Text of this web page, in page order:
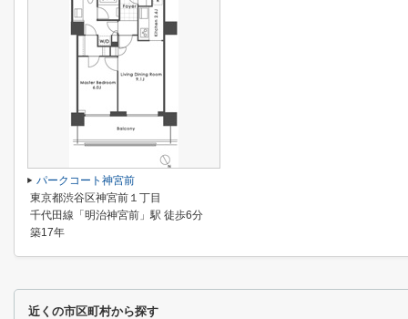
パークコート神宮前
東京都渋谷区神宮前１丁目
千代田線「明治神宮前」駅 徒歩6分
築17年
近くの市区町村から探す